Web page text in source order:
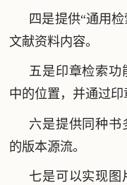
四是提供“通用
文献资料内容。
五是印章检索功
中的位置，并通过印
六是提供同种书
的版本源流。
七是可以实现图